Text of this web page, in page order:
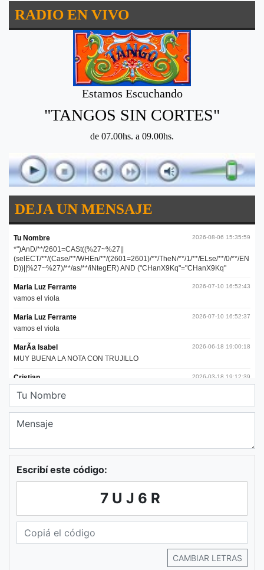
RADIO EN VIVO
Estamos Escuchando
"TANGOS SIN CORTES"
de 07.00hs. a 09.00hs.
DEJA UN MENSAJE
Escribí este código:
7UJ6R
CAMBIAR LETRAS